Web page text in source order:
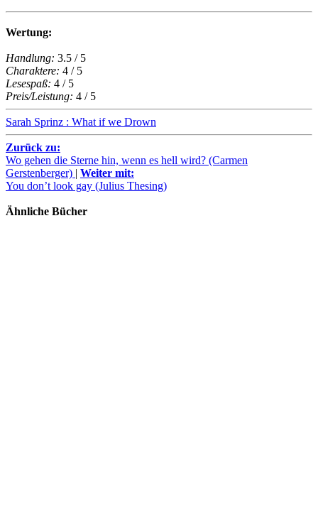
Wertung:
Handlung: 3.5 / 5
Charaktere: 4 / 5
Lesespaß: 4 / 5
Preis/Leistung: 4 / 5
Sarah Sprinz : What if we Drown
Zurück zu:
Wo gehen die Sterne hin, wenn es hell wird? (Carmen
Gerstenberger) | Weiter mit:
You don’t look gay (Julius Thesing)
Ähnliche Bücher